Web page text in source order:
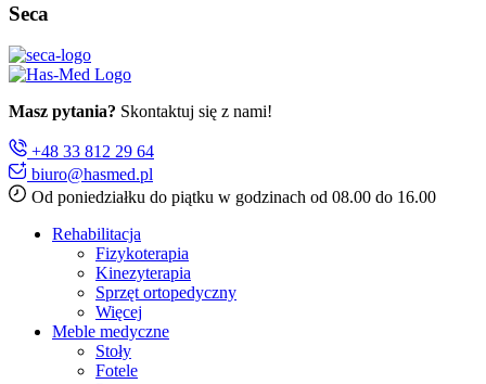
Seca
Masz pytania? Skontaktuj się z nami!
+48 33 812 29 64
biuro@hasmed.pl
Od poniedziałku do piątku w godzinach od 08.00 do 16.00
Rehabilitacja
Fizykoterapia
Kinezyterapia
Sprzęt ortopedyczny
Więcej
Meble medyczne
Stoły
Fotele